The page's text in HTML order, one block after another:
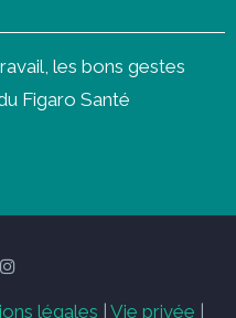
les bons gestes
Figaro Santé
légales Vie privée